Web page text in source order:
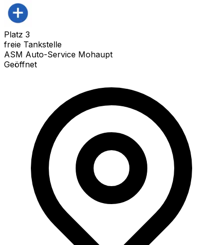
Platz 3
freie Tankstelle
ASM Auto-Service Mohaupt
Geöffnet